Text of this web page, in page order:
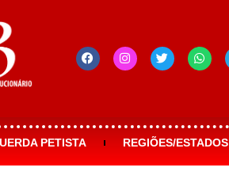
PETISTA REGIÕES/ESTADOS